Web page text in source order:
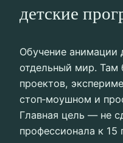
детские
Обучение анимации
отдельный мир. Там
проектов,
стоп‑моушном и
Главная цель — не
профессионала к 15